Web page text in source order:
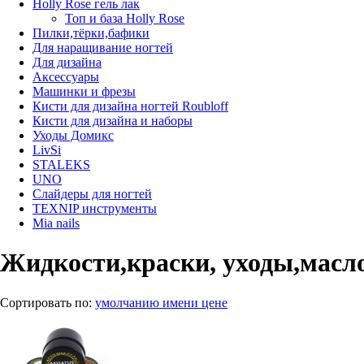
Нolly Rose гель лак
Топ и база Нolly Rose
Пилки,тёрки,бафики
Для наращивание ногтей
Для дизайна
Аксессуары
Машинки и фрезы
Кисти для дизайна ногтей Roubloff
Кисти для дизайна и наборы
Уходы Домикс
LivSi
STALEKS
UNO
Слайдеры для ногтей
TEXNIP инструменты
Mia nails
Жидкости,краски,
Сортировать по: умолчанию имени цене